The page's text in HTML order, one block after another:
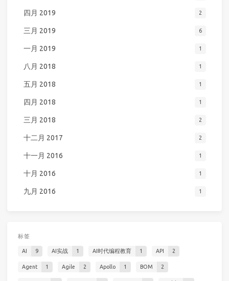
四月 2019 2
三月 2019 6
一月 2019 1
八月 2018 1
五月 2018 1
四月 2018 1
三月 2018 2
十二月 2017 2
十一月 2016 1
十月 2016 1
九月 2016 1
标签
AI 9 AI实战 1 AI时代编程教育 1 API 2
Agent 1 Agile 2 Apollo 1 BOM 2